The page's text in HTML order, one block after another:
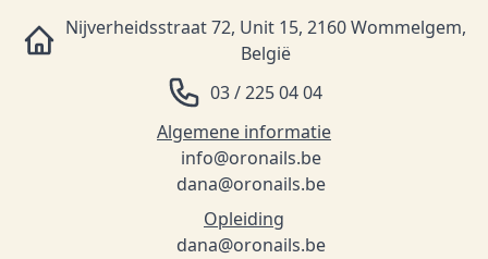
Nijverheidsstraat 72, Unit 15, 2160 Wommelgem,
België
03 / 225 04 04
Algemene informatie
info@oronails.be
dana@oronails.be
Opleiding
dana@oronails.be